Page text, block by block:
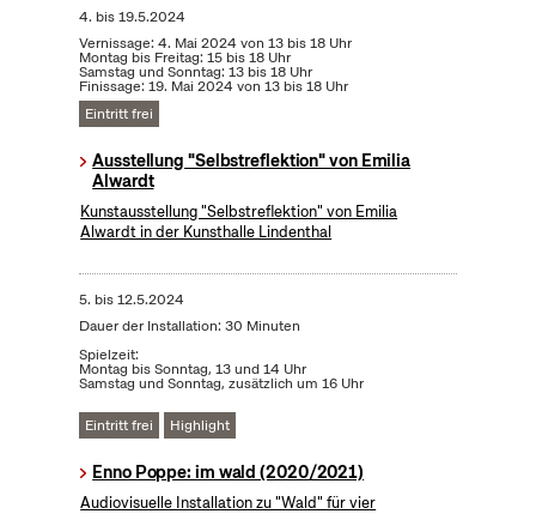
4. bis19.5.2024
Vernissage: 4. Mai 2024 von 13 bis 18 Uhr
Montag bis Freitag: 15 bis 18 Uhr
Samstag und Sonntag: 13 bis 18 Uhr
Finissage: 19. Mai 2024 von 13 bis 18 Uhr
Eintritt frei
Ausstellung "Selbstreflektion" von Emilia
Alwardt
Kunstausstellung "Selbstreflektion" von Emilia
Alwardt in der Kunsthalle Lindenthal
5. bis12.5.2024
Dauer der Installation: 30 Minuten
Spielzeit:
Montag bis Sonntag, 13 und 14 Uhr
Samstag und Sonntag, zusätzlich um 16 Uhr
Eintritt frei Highlight
Enno Poppe: im wald (2020/2021)
Audiovisuelle Installation zu "Wald" für vier